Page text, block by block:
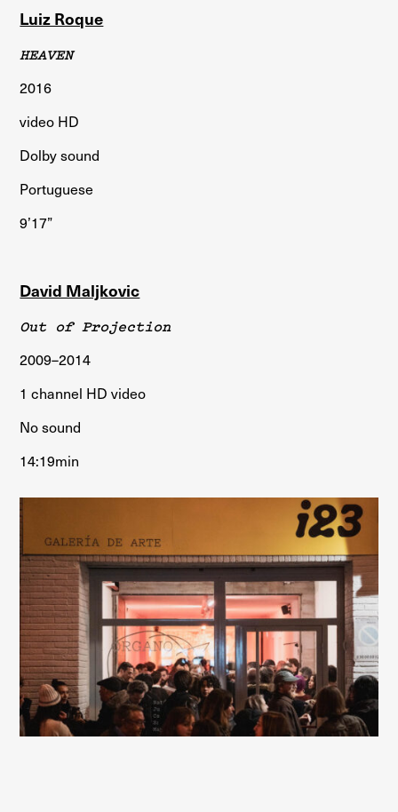
Luiz Roque
HEAVEN
2016
video HD
Dolby sound
Portuguese
9’17”
David Maljkovic
Out of Projection
2009–2014
1 channel HD video
No sound
14:19min